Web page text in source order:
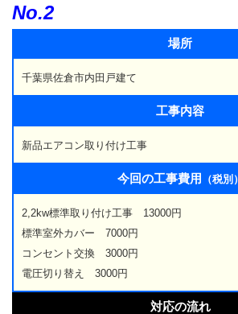
No.2
場所
千葉県佐倉市内田戸建て
工事内容
新品エアコン取り付け工事
今回の工事費用 （税別）
2,2kw標準取り付け工事 13000円
標準室外カバー 7000円
コンセント交換 3000円
電圧切り替え 3000円
対応の流れ